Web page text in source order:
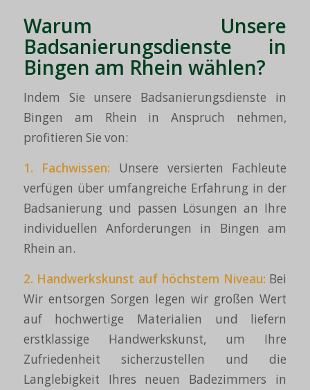
Warum Unsere
Badsanierungsdienste in
Bingen am Rhein wählen?
Indem Sie unsere Badsanierungsdienste in
Bingen am Rhein in Anspruch nehmen,
profitieren Sie von:
1. Fachwissen: Unsere versierten Fachleute
verfügen über umfangreiche Erfahrung in der
Badsanierung und passen Lösungen an Ihre
individuellen Anforderungen in Bingen am
Rhein an.
2. Handwerkskunst auf höchstem Niveau: Bei
Wir entsorgen Sorgen legen wir großen Wert
auf hochwertige Materialien und liefern
erstklassige Handwerkskunst, um Ihre
Zufriedenheit sicherzustellen und die
Langlebigkeit Ihres neuen Badezimmers in